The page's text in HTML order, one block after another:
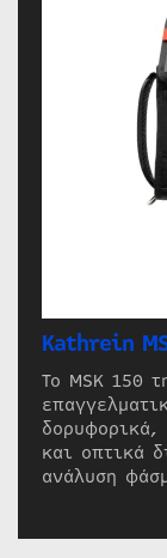
Kathrein
Το MSK 150
και οπτικά
ανάλυση